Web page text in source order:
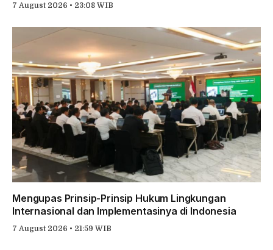
7 August 2026 • 23:08 WIB
Mengupas Prinsip-Prinsip Hukum Lingkungan
Internasional dan Implementasinya di Indonesia
7 August 2026 • 21:59 WIB